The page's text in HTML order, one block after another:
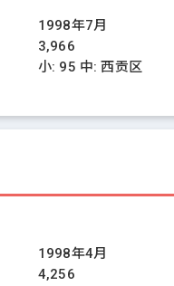
1998年7月
3,966
小: 95 中:西贡区
1998年4月
4,256